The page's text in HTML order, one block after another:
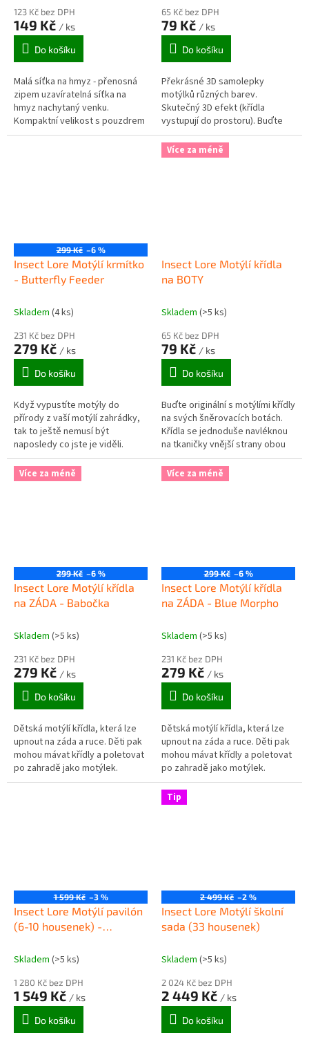
123 Kč bez DPH
149 Kč / ks
Do košíku
Malá síťka na hmyz - přenosná
zipem uzavíratelná síťka na
hmyz nachytaný venku.
Kompaktní velikost s pouzdrem
a klipem na zavěšení. Rozměry
65 Kč bez DPH
79 Kč / ks
Do košíku
Překrásné 3D samolepky
motýlků různých barev.
Skutečný 3D efekt (křídla
vystupují do prostoru). Buďte
originální a kreativní s motýlími
3D samolepkami. Balení
obsahuje 10ks 3D...
299 Kč –6 %
Insect Lore Motýlí krmítko
- Butterfly Feeder
Skladem (4 ks)
231 Kč bez DPH
279 Kč / ks
Do košíku
Když vypustíte motýly do
přírody z vaší motýlí zahrádky,
tak to ještě nemusí být
naposledy co jste je viděli.
Motýli mají tendenci vracet se
na místo svého vylíhnutí a
pomocí...
Více za méně
Insect Lore Motýlí křídla
na BOTY
Skladem (>5 ks)
65 Kč bez DPH
79 Kč / ks
Do košíku
Buďte originální s motýlími křídly
na svých šněrovacích botách.
Křídla se jednoduše navléknou
na tkaničky vnější strany obou
bot. Pestré barvy a nevšední
vzhled je zárukou toho,...
Více za méně
299 Kč –6 %
Insect Lore Motýlí křídla
na ZÁDA - Babočka
Skladem (>5 ks)
231 Kč bez DPH
279 Kč / ks
Do košíku
Dětská motýlí křídla, která lze
upnout na záda a ruce. Děti pak
mohou mávat křídly a poletovat
po zahradě jako motýlek.
Používat lze doma, na
Více za méně
299 Kč –6 %
Insect Lore Motýlí křídla
na ZÁDA - Blue Morpho
Skladem (>5 ks)
231 Kč bez DPH
279 Kč / ks
Do košíku
Dětská motýlí křídla, která lze
upnout na záda a ruce. Děti pak
mohou mávat křídly a poletovat
po zahradě jako motýlek.
Používat lze doma, na
zahradních slavnostech nebo
při...
1 599 Kč –3 %
Insect Lore Motýlí pavilón
(6-10 housenek) -
Skladem (>5 ks)
1 280 Kč bez DPH
1 549 Kč / ks
Do košíku
Tip
2 499 Kč –2 %
Insect Lore Motýlí školní
sada (33 housenek)
Skladem (>5 ks)
2 024 Kč bez DPH
2 449 Kč / ks
Do košíku